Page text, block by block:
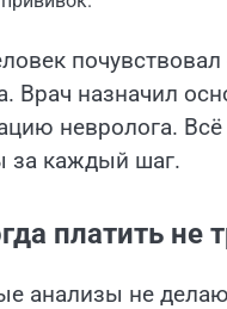
Врач назначил
невролога.
за каждый шаг.
платить не
анализы не